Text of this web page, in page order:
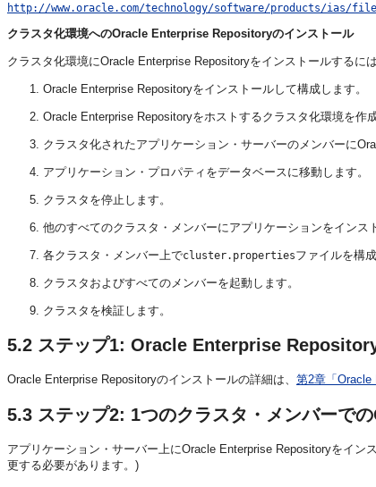
http://www.oracle.com/technology/software/products/ias/
クラスタ化環境へのOracle Enterprise Repositoryのインストール
クラスタ化環境にOracle Enterprise Repositoryをインストールするに
Oracle Enterprise Repositoryをインストールして構成します。
Oracle Enterprise Repositoryをホストするクラスタ化環境を作成
クラスタ化されたアプリケーション・サーバーのメンバーに
アプリケーション・プロパティをデータベースに移動します。
クラスタを停止します。
他のすべてのクラスタ・メンバーにアプリケーションをインス
各クラスタ・メンバー上でcluster.propertiesファイルを構成
クラスタおよびすべてのメンバーを起動します。
クラスタを検証します。
5.2 ステップ1: Oracle Enterprise
Oracle Enterprise Repositoryのインストールの詳細は、 第2章「Oracle
5.3 ステップ2: 1つのクラスタ・メンバーで
アプリケーション・サーバー上にOracle Enterprise Repositoryをイン
更する必要があります。)